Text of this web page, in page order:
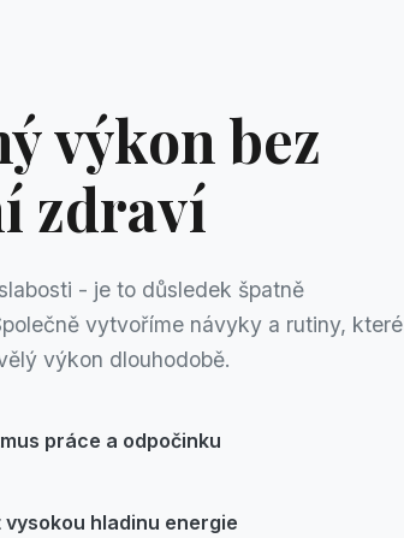
výkon bez
zdraví
- je to důsledek špatně
vytvoříme návyky a rutiny, které
výkon dlouhodobě.
práce a odpočinku
hladinu energie